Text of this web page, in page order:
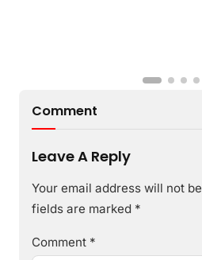
Comment
Leave A Reply
Your email address will not
fields are marked *
Comment *